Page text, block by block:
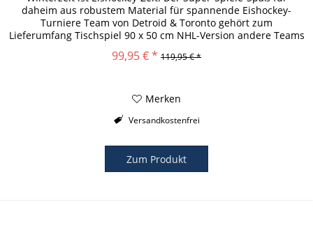
daheim aus robustem Material für spannende Eishockey-
Turniere Team von Detroid & Toronto gehört zum
Lieferumfang Tischspiel 90 x 50 cm NHL-Version andere Teams
und E-Teile für alle...
99,95 € * 119,95 € *
Merken
Versandkostenfrei
Zum Produkt